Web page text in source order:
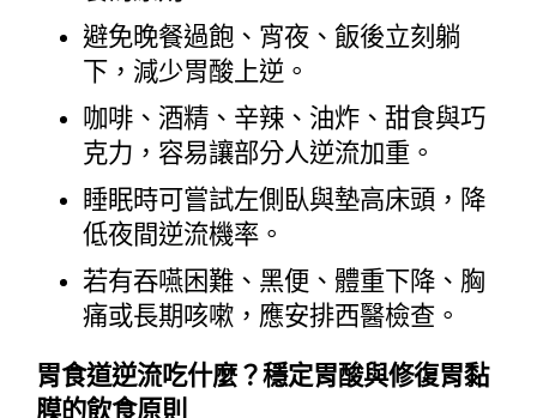
避免晚餐過飽、宵夜、飯後立刻躺
下，減少胃酸上逆。
咖啡、酒精、辛辣、油炸、甜食與巧
克力，容易讓部分人逆流加重。
睡眠時可嘗試左側臥與墊高床頭，降
低夜間逆流機率。
若有吞嚥困難、黑便、體重下降、胸
痛或長期咳嗽，應安排西醫檢查。
胃食道逆流吃什麼？穩定胃酸與修復胃黏
膜的飲食原則